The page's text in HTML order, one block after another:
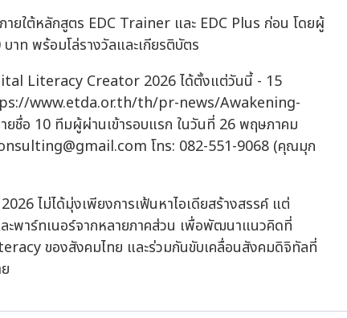
ยใต้หลักสูตร EDC Trainer และ EDC Plus ก่อน โดยผู้
าท พร้อมโล่รางวัลและเกียรติบัตร
Literacy Creator 2026 ได้ตั้งแต่วันนี้ - 15
www.etda.or.th/th/pr-news/Awakening-
ชื่อ 10 ทีมผู้ผ่านเข้ารอบแรก ในวันที่ 26 พฤษภาคม
โทร: 082-551-9068 (คุณมุก
ไม่ได้มุ่งเพียงการเฟ้นหาไอเดียสร้างสรรค์ แต่
ะพาร์ทเนอร์จากหลายภาคส่วน เพื่อพัฒนาแนวคิดที่
ของสังคมไทย และร่วมกันขับเคลื่อนสังคมดิจิทัลที่